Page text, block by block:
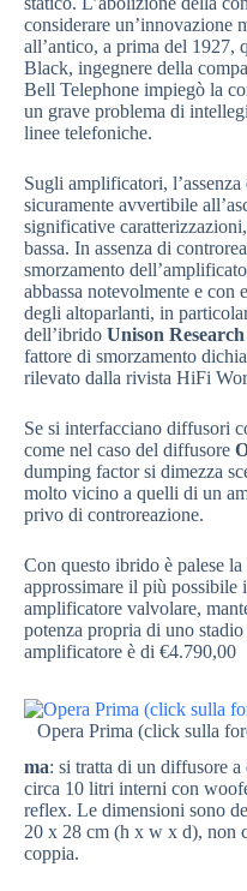
considerare un’innovazione
all’antico, a prima del 1927,
Black, ingegnere della
Bell Telephone impiegò la
un grave problema di
linee telefoniche.
Sugli amplificatori,
sicuramente avvertibile
significative
bassa. In assenza di
smorzamento
abbassa notevolmente e con
degli altoparlanti, in
dell’ibrido Unison
fattore di smorzamento
rilevato dalla rivista HiFi
Se si interfacciano diffusori
come nel caso del diffusore
dumping factor si dimezza
molto vicino a quelli di un
privo di controreazione.
Con questo ibrido è palese la
approssimare il più possibile
amplificatore valvolare,
potenza propria di uno
amplificatore è di €4.790,00
Opera Prima (click sulla
ma: si tratta di un diffusore
circa 10 litri interni con
reflex. Le dimensioni sono
20 x 28 cm (h x w x d), non
coppia.